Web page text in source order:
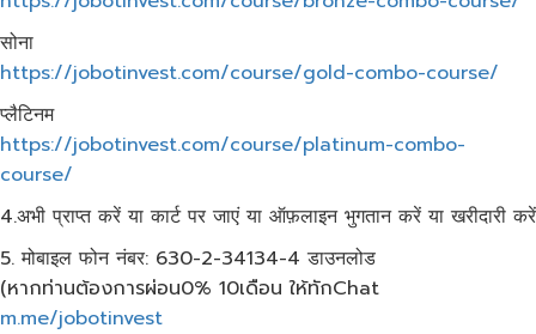
सोना
https://jobotinvest.com/course/gold-combo-course/
प्लैटिनम
https://jobotinvest.com/course/platinum-combo-
course/
4.अभी प्राप्त करें या कार्ट पर जाएं या ऑफ़लाइन भुगतान करें या खरीदारी करें
5. मोबाइल फोन नंबर: 630-2-34134-4 डाउनलोड
(หากท่านต้องการผ่อน0% 10เดือน​ ให้ทักChat
m.me/jobotinvest